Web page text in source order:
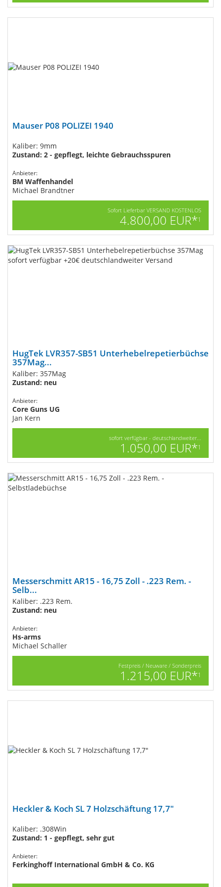
Mauser P08 POLIZEI 1940
Kaliber: 9mm
Zustand: 2 - gepflegt, leichte Gebrauchsspuren
Anbieter:
BM Waffenhandel
Michael Brandtner
Sofort Lieferbar VERSAND KOSTENLOS
4.800,00 EUR*1
HugTek LVR357-SB51 Unterhebelrepetierbüchse
357Mag...
Kaliber: 357Mag
Zustand: neu
Anbieter:
Core Guns UG
Jan Kern
sofort verfügbar - deutschlandweiter...
1.050,00 EUR*1
Messerschmitt AR15 - 16,75 Zoll - .223 Rem. -
Selb...
Kaliber: .223 Rem.
Zustand: neu
Anbieter:
Hs-arms
Michael Schaller
Festpreis / Neuware / Sonderpreis
1.215,00 EUR*1
Heckler & Koch SL 7 Holzschäftung 17,7"
Kaliber: .308Win
Zustand: 1 - gepflegt, sehr gut
Anbieter:
Ferkinghoff International GmbH & Co. KG